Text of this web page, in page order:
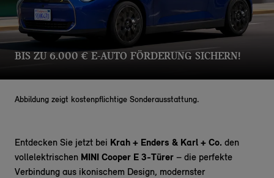
BIS ZU 6.000 € E-AUTO FÖRDERUNG SICHERN!
Abbildung zeigt kostenpflichtige Sonderausstattung.
Entdecken Sie jetzt bei Krah + Enders & Karl + Co. den
vollelektrischen MINI Cooper E 3-Türer – die perfekte
Verbindung aus ikonischem Design, modernster